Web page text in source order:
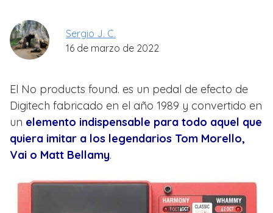
Sergio J. C.
16 de marzo de 2022
El No products found. es un pedal de efecto de
Digitech fabricado en el año 1989 y convertido en
un elemento indispensable para todo aquel que
quiera imitar a los legendarios Tom Morello,
Vai o Matt Bellamy.